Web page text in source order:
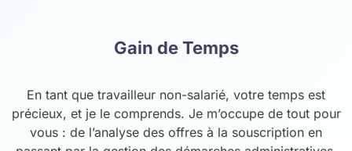
Gain de Temps
En tant que travailleur non-salarié, votre temps est
précieux, et je le comprends. Je m’occupe de tout pour
vous : de l’analyse des offres à la souscription en